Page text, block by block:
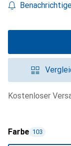
kostenloser
Farbe 103